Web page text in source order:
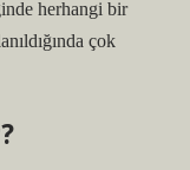
herhangi bir
çok